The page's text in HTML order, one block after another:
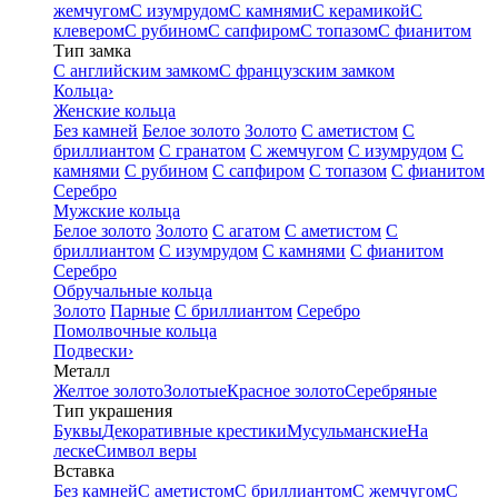
жемчугомС изумрудомС камнямиС керамикойС
клеверомС рубиномС сапфиромС топазомС фианитом
Тип замка
С английским замкомС французским замком
Кольца›
Женские кольца
Без камней Белое золото Золото С аметистом С
бриллиантом С гранатом С жемчугом С изумрудом С
камнями С рубином С сапфиром С топазом С фианитом
Серебро
Мужские кольца
Белое золото Золото С агатом С аметистом С
бриллиантом С изумрудом С камнями С фианитом
Серебро
Обручальные кольца
Золото Парные С бриллиантом Серебро
Помолвочные кольца
Подвески›
Металл
Желтое золотоЗолотыеКрасное золотоСеребряные
Тип украшения
БуквыДекоративные крестикиМусульманскиеНа
лескеСимвол веры
Вставка
Без камнейС аметистомС бриллиантомС жемчугомС